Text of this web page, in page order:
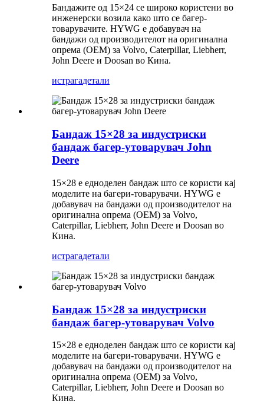
Бандажите од 15×24 се широко користени во
инженерски возила како што се багер-
товарувачите. HYWG е добавувач на
бандажи од производителот на оригинална
опрема (OEM) за Volvo, Caterpillar, Liebherr,
John Deere и Doosan во Кина.
истрагадетали
Бандаж 15×28 за индустриски
бандаж багер-утоварувач John
Deere
15×28 е едноделен бандаж што се користи кај
моделите на багери-товарувачи. HYWG е
добавувач на бандажи од производителот на
оригинална опрема (OEM) за Volvo,
Caterpillar, Liebherr, John Deere и Doosan во
Кина.
истрагадетали
Бандаж 15×28 за индустриски
бандаж багер-утоварувач Volvo
15×28 е едноделен бандаж што се користи кај
моделите на багери-товарувачи. HYWG е
добавувач на бандажи од производителот на
оригинална опрема (OEM) за Volvo,
Caterpillar, Liebherr, John Deere и Doosan во
Кина.